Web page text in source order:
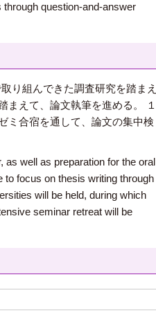
question-and-answer
り組んできた調査研究を踏まえ
えて、論文執筆を進める。 １
ミ合宿を通して、論文の集中検
as well as preparation for the oral
to focus on thesis writing through
will be held, during which
seminar retreat will be